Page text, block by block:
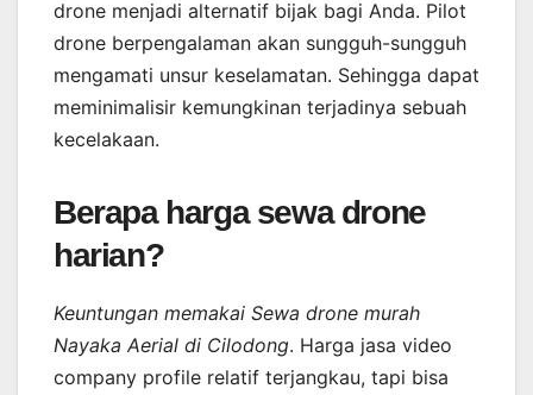
drone menjadi alternatif bijak bagi Anda. Pilot
drone berpengalaman akan sungguh-sungguh
mengamati unsur keselamatan. Sehingga dapat
meminimalisir kemungkinan terjadinya sebuah
kecelakaan.
Berapa harga sewa drone
harian?
Keuntungan memakai Sewa drone murah
Nayaka Aerial di Cilodong. Harga jasa video
company profile relatif terjangkau, tapi bisa